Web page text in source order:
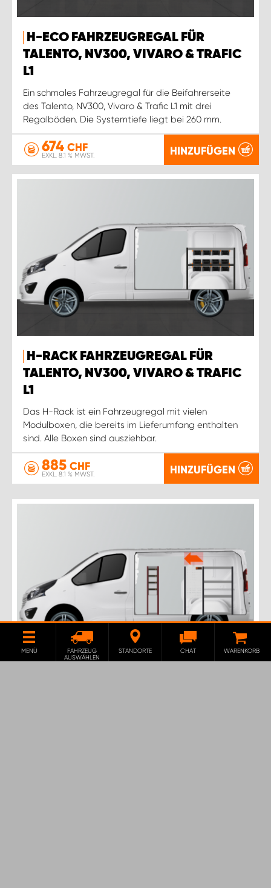
H-ECO FAHRZEUGREGAL FÜR
TALENTO, NV300, VIVARO & TRAFIC
L1
Ein schmales Fahrzeugregal für die Beifahrerseite
des Talento, NV300, Vivaro & Trafic L1 mit drei
Regalböden. Die Systemtiefe liegt bei 260 mm.
674 CHF
EXKL. 8.1 % MWST. HINZUFÜGEN
H-RACK FAHRZEUGREGAL FÜR
TALENTO, NV300, VIVARO & TRAFIC
L1
Das H-Rack ist ein Fahrzeugregal mit vielen
Modulboxen, die bereits im Lieferumfang enthalten
sind. Alle Boxen sind ausziehbar.
885 CHF
EXKL. 8.1 % MWST. HINZUFÜGEN
MENÜ
FAHRZEUG
AUSWÄHLEN
STANDORTE CHAT WARENKORB